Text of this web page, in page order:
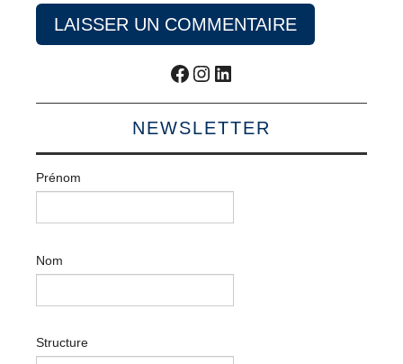
Facebook
Instagram
LinkedIn
NEWSLETTER
Prénom
Nom
Structure